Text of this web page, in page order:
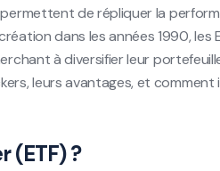
de répliquer la
dans les années 1990, les
à diversifier leur
leurs avantages, et
(ETF) ?